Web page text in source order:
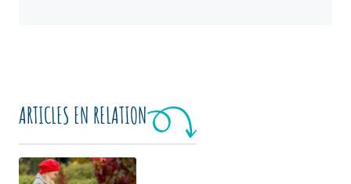
ARTICLES EN RELATION